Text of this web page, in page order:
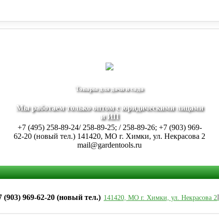
Товары для дачи и сада
Мы работаем только оптом с юридическими лицами
и ИП
+7 (495) 258-89-24/ 258-89-25; / 258-89-26; +7 (903) 969-
62-20 (новый тел.) 141420, МО г. Химки, ул. Некрасова 2
mail@gardentools.ru
(903) 969-62-20 (новый тел.) 141420, МО г. Химки, ул. Некрасова 2